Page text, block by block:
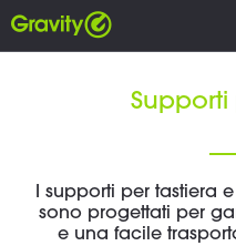
Supporti
I supporti per tastiera
sono progettati per
e una facile